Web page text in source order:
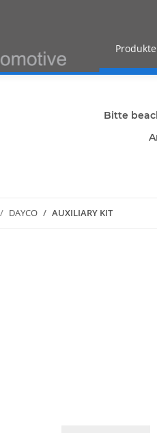
Produkte
Bitte
DAYCO AUXILIARY KIT